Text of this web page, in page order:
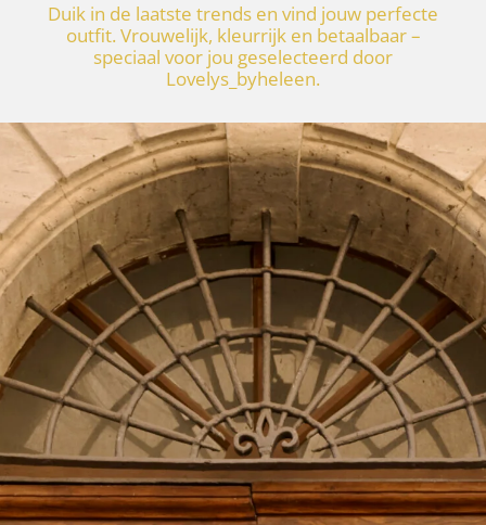
Duik in de laatste trends en vind jouw perfecte
outfit. Vrouwelijk, kleurrijk en betaalbaar –
speciaal voor jou geselecteerd door
Lovelys_byheleen.